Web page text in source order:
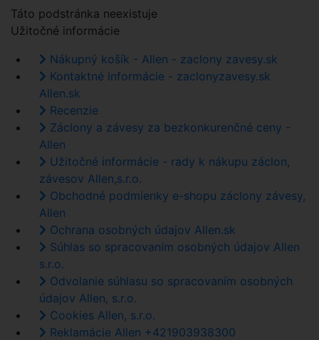
Táto podstránka neexistuje
Užitočné informácie
Nákupný košík - Allen - zaclony zavesy.sk
Kontaktné informácie - zaclonyzavesy.sk
Allen.sk
Recenzie
Záclony a závesy za bezkonkurenčné ceny -
Allen
Užitočné informácie - rady k nákupu záclon,
závesov Allen,s.r.o.
Obchodné podmienky e-shopu záclony závesy,
Allen
Ochrana osobných údajov Allen.sk
Súhlas so spracovaním osobných údajov Allen
s.r.o.
Odvolanie súhlasu so spracovaním osobných
údajov Allen, s.r.o.
Cookies Allen, s.r.o.
Reklamácie Allen +421903938300